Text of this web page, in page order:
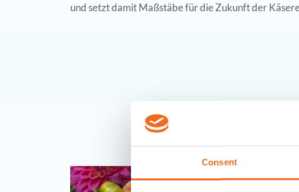
Consent
und setzt damit Maßstäbe für die Zukunft der